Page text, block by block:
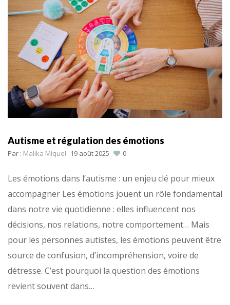
Autisme et régulation des émotions
Par : Malika Miquel 19 août 2025 0
Les émotions dans l’autisme : un enjeu clé pour mieux
accompagner Les émotions jouent un rôle fondamental
dans notre vie quotidienne : elles influencent nos
décisions, nos relations, notre comportement… Mais
pour les personnes autistes, les émotions peuvent être
source de confusion, d’incompréhension, voire de
détresse. C’est pourquoi la question des émotions
revient souvent dans…